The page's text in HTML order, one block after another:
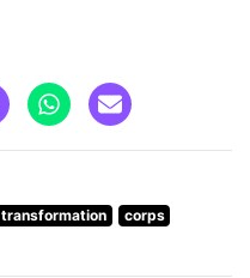
transformation
corps